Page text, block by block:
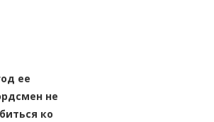
ее
не
ко